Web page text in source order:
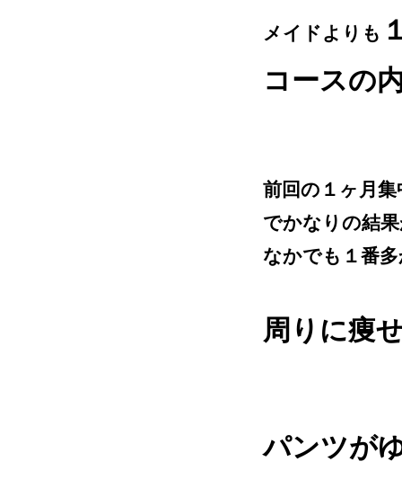
メイドよりも
コースの
前回の１ヶ月
でかなりの結
なかでも１番
周りに痩
パンツが